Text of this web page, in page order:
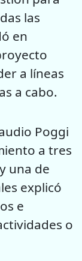
las
en
a líneas
a cabo.
Poggi
a tres
una de
explicó
e
o